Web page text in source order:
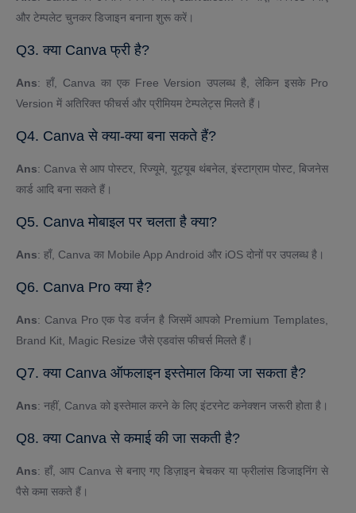
और टेम्पलेट चुनकर डिजाइन बनाना शुरू करें।
Q3. क्या Canva फ्री है?
Ans: हाँ, Canva का एक Free Version उपलब्ध है, लेकिन इसके Pro
Version में अतिरिक्त फीचर्स और प्रीमियम टेम्पलेट्स मिलते हैं।
Q4. Canva से क्या-क्या बना सकते हैं?
Ans: Canva से आप पोस्टर, रिज्यूमे, यूट्यूब थंबनेल, इंस्टाग्राम पोस्ट, बिजनेस
कार्ड आदि बना सकते हैं।
Q5. Canva मोबाइल पर चलता है क्या?
Ans: हाँ, Canva का Mobile App Android और iOS दोनों पर उपलब्ध है।
Q6. Canva Pro क्या है?
Ans: Canva Pro एक पेड वर्जन है जिसमें आपको Premium Templates,
Brand Kit, Magic Resize जैसे एडवांस फीचर्स मिलते हैं।
Q7. क्या Canva ऑफलाइन इस्तेमाल किया जा सकता है?
Ans: नहीं, Canva को इस्तेमाल करने के लिए इंटरनेट कनेक्शन जरूरी होता है।
Q8. क्या Canva से कमाई की जा सकती है?
Ans: हाँ, आप Canva से बनाए गए डिज़ाइन बेचकर या फ्रीलांस डिजाइनिंग से
पैसे कमा सकते हैं।